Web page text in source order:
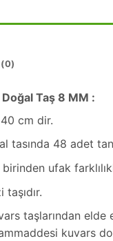
(0)
Taş 8 MM :
cm dir.
tasında 48 adet
ufak
taşlarından elde
kuvars